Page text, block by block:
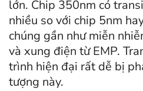
lớn. Chip 350nm có
nhiều so với chip 5nm
chúng gần như miễn
và xung điện từ EMP.
trình hiện đại rất dễ bị
tượng này.